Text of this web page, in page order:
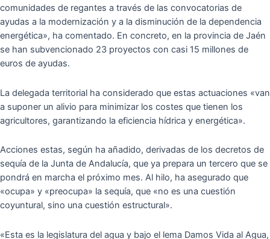
comunidades de regantes a través de las convocatorias de
ayudas a la modernización y a la disminución de la dependencia
energética», ha comentado. En concreto, en la provincia de Jaén
se han subvencionado 23 proyectos con casi 15 millones de
euros de ayudas.
La delegada territorial ha considerado que estas actuaciones «van
a suponer un alivio para minimizar los costes que tienen los
agricultores, garantizando la eficiencia hídrica y energética».
Acciones estas, según ha añadido, derivadas de los decretos de
sequía de la Junta de Andalucía, que ya prepara un tercero que se
pondrá en marcha el próximo mes. Al hilo, ha asegurado que
«ocupa» y «preocupa» la sequía, que «no es una cuestión
coyuntural, sino una cuestión estructural».
«Esta es la legislatura del agua y bajo el lema Damos Vida al Agua,